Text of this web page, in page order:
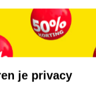
je privacy